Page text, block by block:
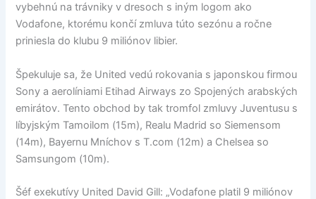
vybehnú na trávniky v dresoch s iným logom ako
Vodafone, ktorému končí zmluva túto sezónu a ročne
priniesla do klubu 9 miliónov libier.
Špekuluje sa, že United vedú rokovania s japonskou firmou
Sony a aerolíniami Etihad Airways zo Spojených arabských
emirátov. Tento obchod by tak tromfol zmluvy Juventusu s
líbyjským Tamoilom (15m), Realu Madrid so Siemensom
(14m), Bayernu Mníchov s T.com (12m) a Chelsea so
Samsungom (10m).
Šéf exekutívy United David Gill: „Vodafone platil 9 miliónov